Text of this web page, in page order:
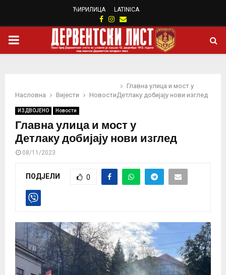
ЋИРИЛИЦА LATINICA
Facebook
Instagram
Email
PRIMARY
Насловна Вијести Новости
Главна улица и мост у
Детлаку добијају нови изглед
ИЗДВОЈЕНО Новости
Главна улица и мост у
Детлаку добијају нови изглед
08/11/2023
ПОДЈЕЛИ 0